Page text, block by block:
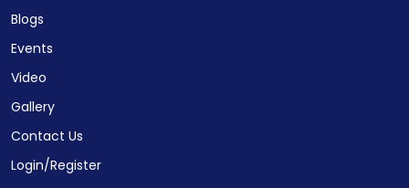
Blogs
Events
Video
Gallery
Contact Us
Login/Register